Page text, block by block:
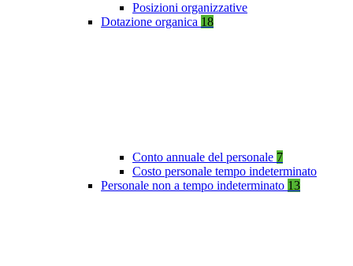
Posizioni organizzative
Dotazione organica 18
Conto annuale del personale 7
Costo personale tempo indeterminato
Personale non a tempo indeterminato 13